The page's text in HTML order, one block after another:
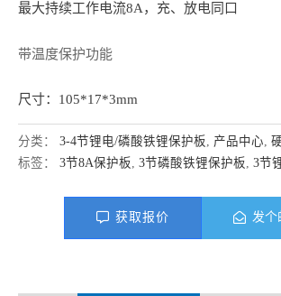
最大持续工作电流8A，充、放电同口
带温度保护功能
尺寸：105*17*3mm
分类： 3-4节锂电/磷酸铁锂保护板 产品中心
标签： 3节8A保护板 3节磷酸铁锂保护板 3节
获取报价 发个